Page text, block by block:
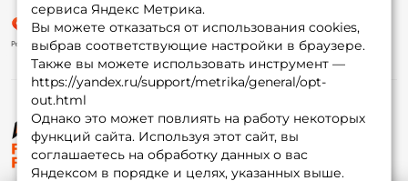
сервиса Яндекс Метрика.
Вы можете отказаться от использования cookies,
выбрав соответствующие настройки в браузере.
Также вы можете использовать инструмент —
https://yandex.ru/support/metrika/general/opt-
out.html
Однако это может повлиять на работу некоторых
функций сайта. Используя этот сайт, вы
соглашаетесь на обработку данных о вас
Яндексом в порядке и целях, указанных выше.
© ФоксФишинг, 2009-2026